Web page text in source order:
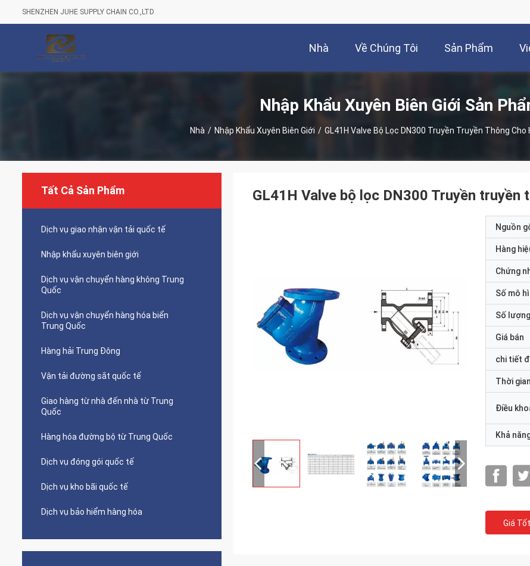
SHENZHEN JUHE SUPPLY CHAIN CO.,LTD
Nhà Về Chúng Tôi Sản Phẩm
Nhập Khẩu Xuyên Biên Giới Sản
Nhà / Nhập Khẩu Xuyên Biên Giới / GL41H Valve Bộ Lọc DN300 Truyền Truyền Thông
Tất Cả Sản Phẩm
Dịch vụ giao nhận vận tải quốc tế
Nhập khẩu xuyên biên giới
Dịch vụ vận chuyển hàng không Trung
Quốc
Dịch vụ vận chuyển hàng hóa biển
Trung Quốc
Hàng hải Trung Đông
Vận tải đường sắt quốc tế
Giao hàng từ nhà đến nhà từ Trung
Quốc
Hàng hóa đường bộ từ Trung Quốc
Dịch vụ đóng gói quốc tế
Dịch vụ kho bãi quốc tế
Dịch vụ bảo hiểm hàng hóa
GL41H Valve bộ lọc DN300 Truyền
Nguồn
Hàng
Chứng
Số mô
Số
Giá bán
chi tiết
Thời
Điều
Khả
Giá